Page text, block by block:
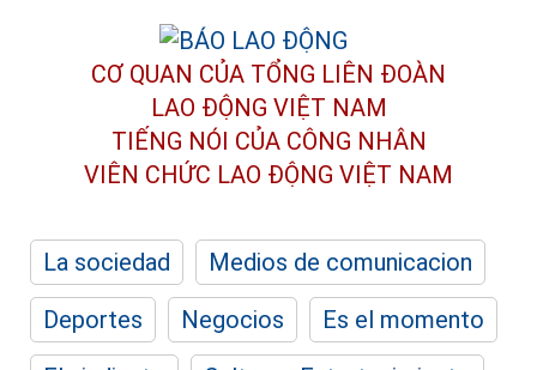
CƠ QUAN CỦA TỔNG LIÊN ĐOÀN
LAO ĐỘNG VIỆT NAM
TIẾNG NÓI CỦA CÔNG NHÂN
VIÊN CHỨC LAO ĐỘNG VIỆT NAM
La sociedad
Medios de comunicacion
Deportes
Negocios
Es el momento